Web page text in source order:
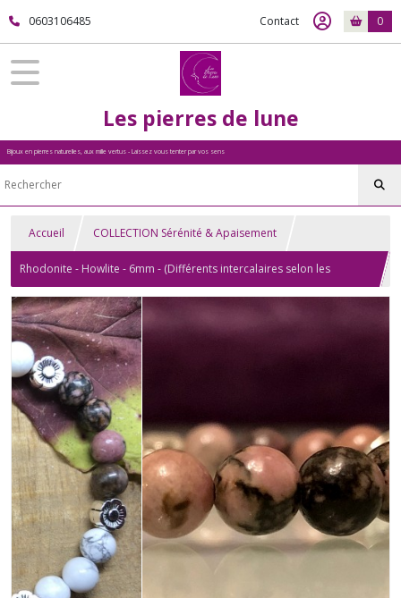
0603106485 Contact 0
Les pierres de lune
Bijoux en pierres naturelles, aux mille vertus - Laissez vous tenter par vos sens
Accueil COLLECTION Sérénité & Apaisement
Rhodonite - Howlite - 6mm - (Différents intercalaires selon les
bracelets)